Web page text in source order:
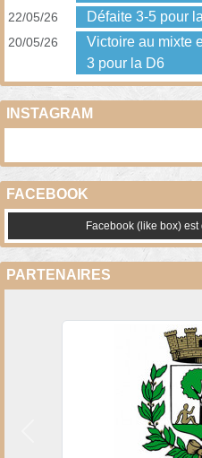
22/05/26 Défaite 3-5 pour
20/05/26
Victoire au mixte
3 pour la D6
INSTAGRAM
FACEBOOK
Facebook (like box) est
PARTENAIRES